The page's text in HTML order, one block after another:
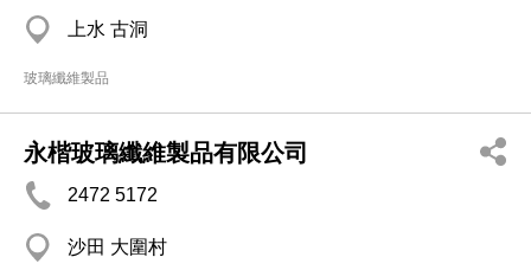
上水 古洞
玻璃纖維製品
永楷玻璃纖維製品有限公司
2472 5172
沙田 大圍村